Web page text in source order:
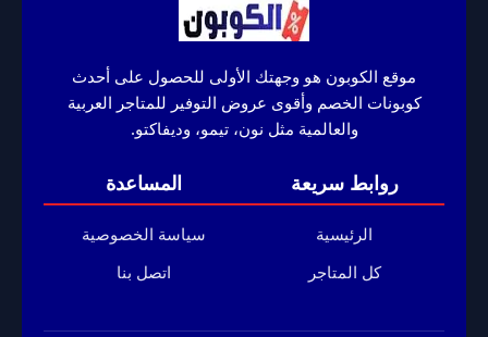
موقع الكوبون هو وجهتك الأولى للحصول على أحدث
كوبونات الخصم وأقوى عروض التوفير للمتاجر العربية
والعالمية مثل نون، تيمو، وديفاكتو.
روابط سريعة
الرئيسية
كل المتاجر
المساعدة
سياسة الخصوصية
اتصل بنا